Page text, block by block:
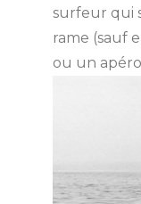
surfeur qui
rame (sauf
ou un